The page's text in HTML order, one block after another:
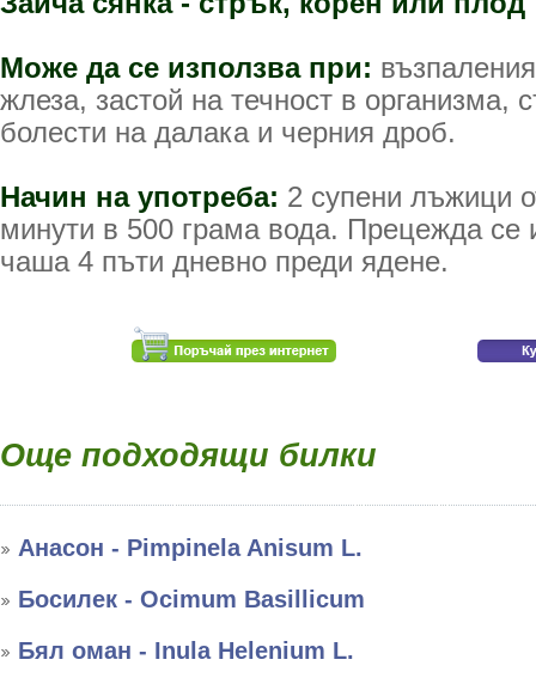
Може да се използва при:
жлеза, застой на течност в организма,
болести на далака и черния дроб.
Начин на употреба: 2 супени лъжици
минути в 500 грама вода. Прецежда се
чаша 4 пъти дневно преди ядене.
Още подходящи билки
Анасон - Pimpinela Anisum L.
Босилек - Ocimum Basillicum
Бял оман - Inula Helenium L.